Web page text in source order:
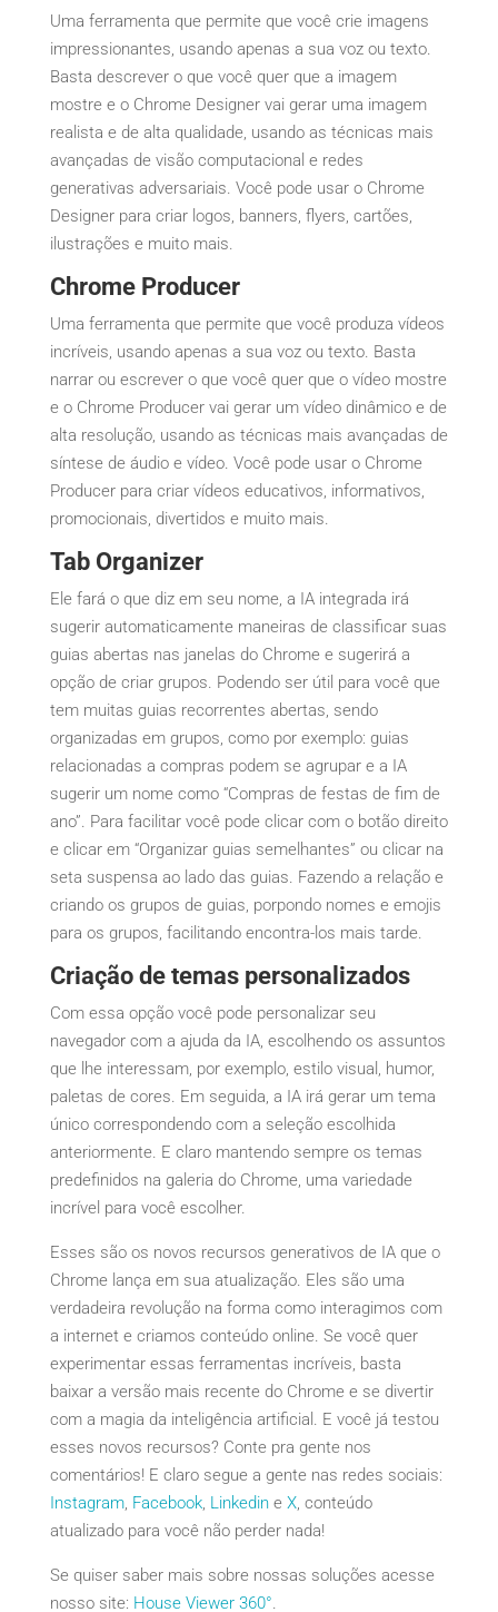
Uma ferramenta que permite que você crie imagens
impressionantes, usando apenas a sua voz ou texto.
Basta descrever o que você quer que a imagem
mostre e o Chrome Designer vai gerar uma imagem
realista e de alta qualidade, usando as técnicas mais
avançadas de visão computacional e redes
generativas adversariais. Você pode usar o Chrome
Designer para criar logos, banners, flyers, cartões,
ilustrações e muito mais.
Chrome Producer
Uma ferramenta que permite que você produza vídeos
incríveis, usando apenas a sua voz ou texto. Basta
narrar ou escrever o que você quer que o vídeo mostre
e o Chrome Producer vai gerar um vídeo dinâmico e de
alta resolução, usando as técnicas mais avançadas de
síntese de áudio e vídeo. Você pode usar o Chrome
Producer para criar vídeos educativos, informativos,
promocionais, divertidos e muito mais.
Tab Organizer
Ele fará o que diz em seu nome, a IA integrada irá
sugerir automaticamente maneiras de classificar suas
guias abertas nas janelas do Chrome e sugerirá a
opção de criar grupos. Podendo ser útil para você que
tem muitas guias recorrentes abertas, sendo
organizadas em grupos, como por exemplo: guias
relacionadas a compras podem se agrupar e a IA
sugerir um nome como “Compras de festas de fim de
ano”. Para facilitar você pode clicar com o botão direito
e clicar em “Organizar guias semelhantes” ou clicar na
seta suspensa ao lado das guias. Fazendo a relação e
criando os grupos de guias, porpondo nomes e emojis
para os grupos, facilitando encontra-los mais tarde.
Criação de temas personalizados
Com essa opção você pode personalizar seu
navegador com a ajuda da IA, escolhendo os assuntos
que lhe interessam, por exemplo, estilo visual, humor,
paletas de cores. Em seguida, a IA irá gerar um tema
único correspondendo com a seleção escolhida
anteriormente. E claro mantendo sempre os temas
predefinidos na galeria do Chrome, uma variedade
incrível para você escolher.
Esses são os novos recursos generativos de IA que o
Chrome lança em sua atualização. Eles são uma
verdadeira revolução na forma como interagimos com
a internet e criamos conteúdo online. Se você quer
experimentar essas ferramentas incríveis, basta
baixar a versão mais recente do Chrome e se divertir
com a magia da inteligência artificial. E você já testou
esses novos recursos? Conte pra gente nos
comentários! E claro segue a gente nas redes sociais:
Instagram, Facebook, Linkedine X, conteúdo
atualizado para você não perder nada!
Se quiser saber mais sobre nossas soluções acesse
nosso site: House Viewer 360°.